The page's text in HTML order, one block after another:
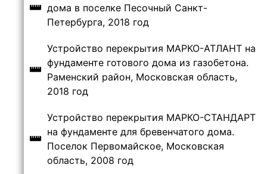
дома в поселке Песочный Санкт-
Петербурга, 2018 год
Устройство перекрытия МАРКО-АТЛАНТ на
фундаменте готового дома из газобетона.
Раменский район, Московская область,
2018 год
Устройство перекрытия МАРКО-СТАНДАРТ
на фундаменте для бревенчатого дома.
Поселок Первомайское, Московская
область, 2008 год